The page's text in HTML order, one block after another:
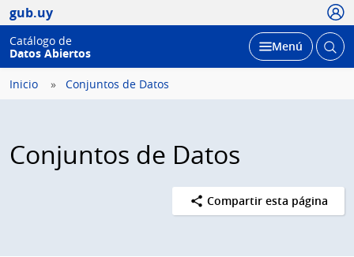
gub.uy
Catálogo de
Datos Abiertos
Desplegar
Menú Abrir
Inicio Conjuntos de Datos
Conjuntos de Datos
Compartir esta página